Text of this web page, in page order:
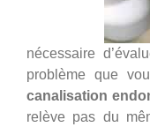
nécessaire
problème que
canalisation
relève pas du